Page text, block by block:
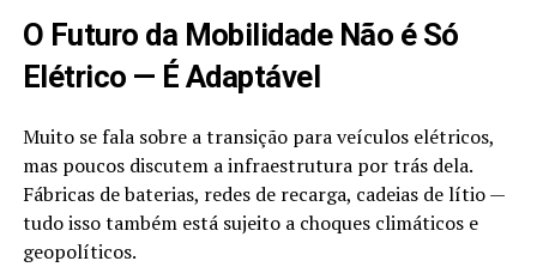
O Futuro da Mobilidade Não é Só
Elétrico — É Adaptável
Muito se fala sobre a transição para veículos elétricos,
mas poucos discutem a infraestrutura por trás dela.
Fábricas de baterias, redes de recarga, cadeias de lítio —
tudo isso também está sujeito a choques climáticos e
geopolíticos.